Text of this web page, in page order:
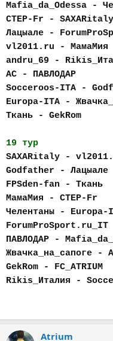
Mafia_da_Odessa -
CTEP-Fr - SAXARitaly
Лацыале -
vl2011.ru - МамаМия
andru_69 -
AC - ПАВЛОДАР
Socceroos-ITA -
Europa-ITA -
Ткань - GekRom
19 тур
SAXARitaly -
Godfather - Лацыале
FPSden-fan - Ткань
МамаМия - CTEP-Fr
Челентаны - Europa-
ПАВЛОДАР -
Жвачка_на_сапоге -
GekRom - FC_АTRIUM
Rikis_Италия -
Atrium